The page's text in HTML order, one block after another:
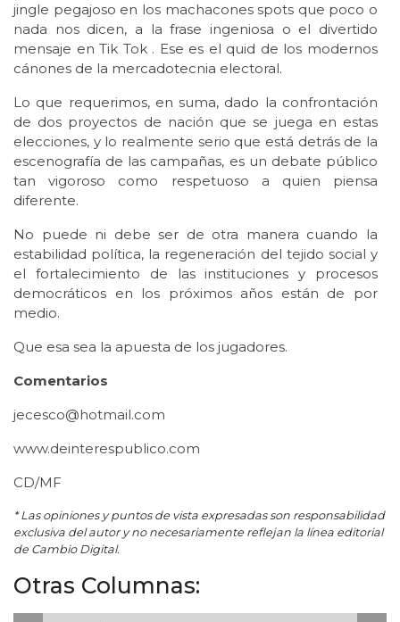
jingle pegajoso en los machacones spots que poco o
nada nos dicen, a la frase ingeniosa o el divertido
mensaje en Tik Tok . Ese es el quid de los modernos
cánones de la mercadotecnia electoral.
Lo que requerimos, en suma, dado la confrontación
de dos proyectos de nación que se juega en estas
elecciones, y lo realmente serio que está detrás de la
escenografía de las campañas, es un debate público
tan vigoroso como respetuoso a quien piensa
diferente.
No puede ni debe ser de otra manera cuando la
estabilidad política, la regeneración del tejido social y
el fortalecimiento de las instituciones y procesos
democráticos en los próximos años están de por
medio.
Que esa sea la apuesta de los jugadores.
Comentarios
jecesco@hotmail.com
www.deinterespublico.com
CD/MF
* Las opiniones y puntos de vista expresadas son responsabilidad
exclusiva del autor y no necesariamente reflejan la línea editorial
de Cambio Digital.
Otras Columnas: